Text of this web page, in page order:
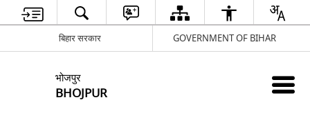
बिहार सरकार GOVERNMENT OF BIHAR
भोजपुर
BHOJPUR